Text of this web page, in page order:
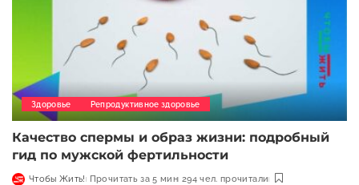
Здоровье Репродуктивное здоровье
Качество спермы и образ жизни: подробный
гид по мужской фертильности
Чтобы Жить! Прочитать за 5 мин 294 чел. прочитали